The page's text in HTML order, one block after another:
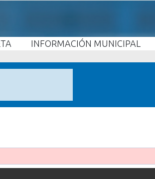
INFORMACIÓN MUNICIPAL